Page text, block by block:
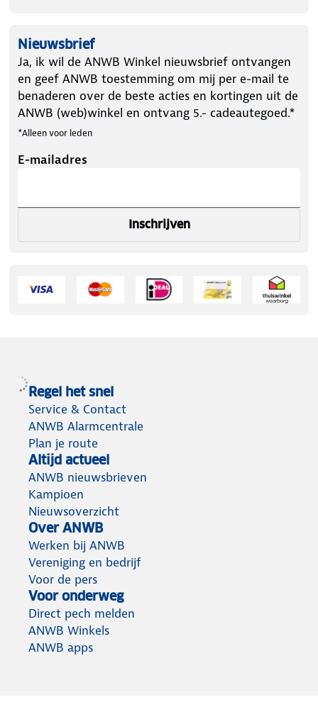
Nieuwsbrief
Ja, ik wil de ANWB Winkel nieuwsbrief ontvangen
en geef ANWB toestemming om mij per e-mail te
benaderen over de beste acties en kortingen uit de
ANWB (web)winkel en ontvang 5.- cadeautegoed.*
*Alleen voor leden
E-mailadres
Inschrijven
Regel het snel
Service & Contact
ANWB Alarmcentrale
Plan je route
Altijd actueel
ANWB nieuwsbrieven
Kampioen
Nieuwsoverzicht
Over ANWB
Werken bij ANWB
Vereniging en bedrijf
Voor de pers
Voor onderweg
Direct pech melden
ANWB Winkels
ANWB apps